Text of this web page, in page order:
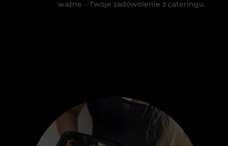
ważne – Twoje zadowolenie z cateringu.